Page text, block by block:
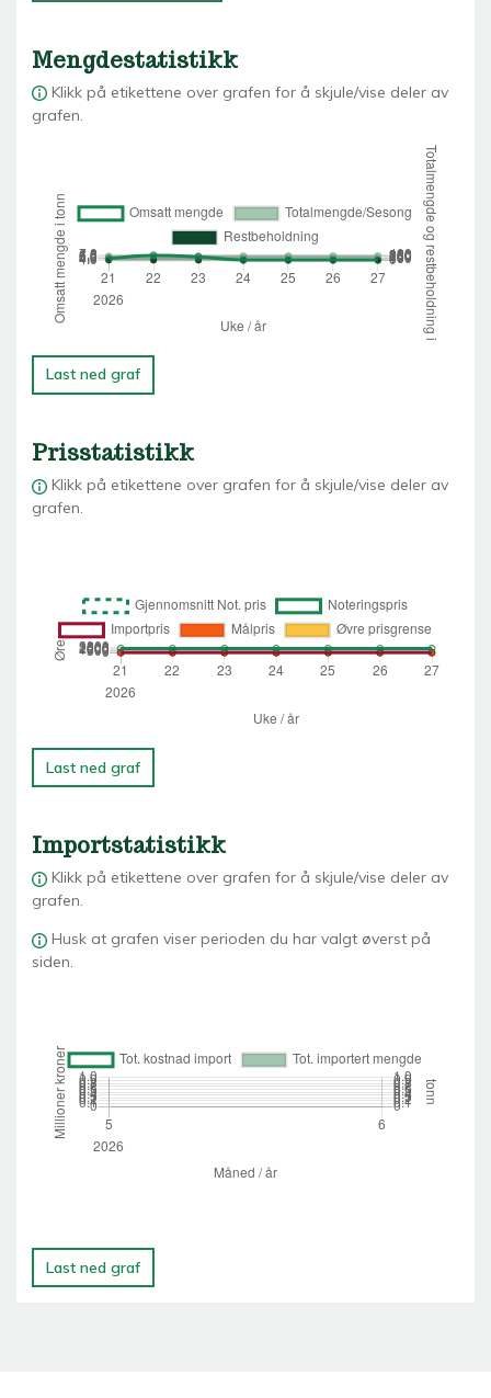
Mengdestatistikk
Klikk på etikettene over grafen for å skjule/vise deler av
grafen.
Last ned graf
Prisstatistikk
Klikk på etikettene over grafen for å skjule/vise deler av
grafen.
Last ned graf
Importstatistikk
Klikk på etikettene over grafen for å skjule/vise deler av
grafen.
Husk at grafen viser perioden du har valgt øverst på
siden.
Last ned graf